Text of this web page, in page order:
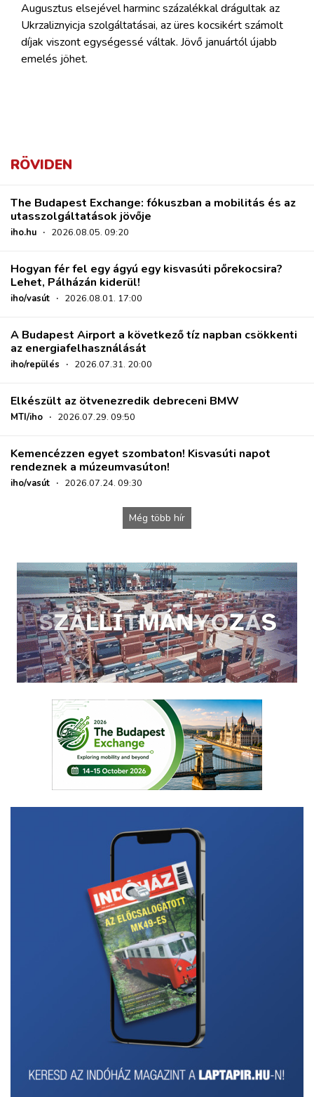
Augusztus elsejével harminc százalékkal drágultak az
Ukrzaliznyicja szolgáltatásai, az üres kocsikért számolt
díjak viszont egységessé váltak. Jövő januártól újabb
emelés jöhet.
RÖVIDEN
The Budapest Exchange: fókuszban a mobilitás és az
utasszolgáltatások jövője
iho.hu · 2026.08.05. 09:20
Hogyan fér fel egy ágyú egy kisvasúti pőrekocsira?
Lehet, Pálházán kiderül!
iho/vasút · 2026.08.01. 17:00
A Budapest Airport a következő tíz napban csökkenti
az energiafelhasználását
iho/repülés · 2026.07.31. 20:00
Elkészült az ötvenezredik debreceni BMW
MTI/iho · 2026.07.29. 09:50
Kemencézzen egyet szombaton! Kisvasúti napot
rendeznek a múzeumvasúton!
iho/vasút · 2026.07.24. 09:30
Még több hír